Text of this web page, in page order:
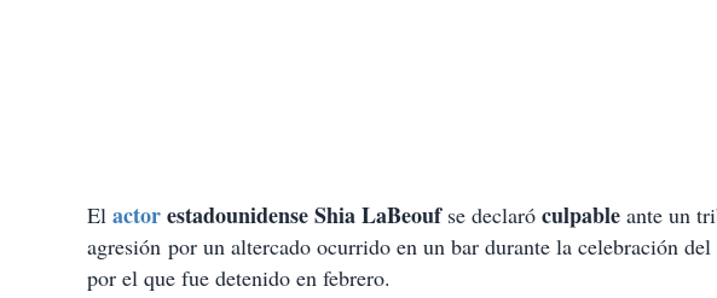
El actorestadounidense Shia LaBeouf se declaró culpable ante un
agresión por un altercado ocurrido en un bar durante la celebración
por el que fue detenido en febrero.